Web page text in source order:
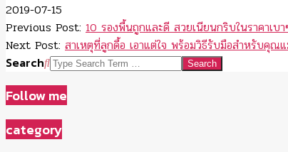
2019-07-15
Previous Post: 10 รองพื้นถูกและดี สวยเนียนกริบในราคาเบา
Next Post: สาเหตุที่ลูกดื้อ เอาแต่ใจ พร้อมวิธีรับมือสำหรับคุณ
Search
Follow me
category